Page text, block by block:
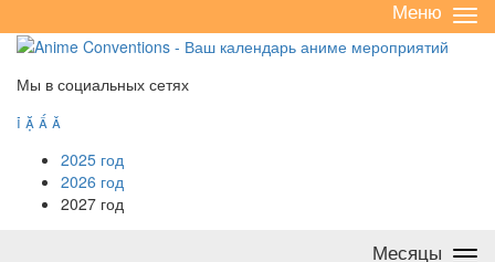
/
Меню
Мы в социальных сетях
   
2025 год
2026 год
2027 год
Месяцы